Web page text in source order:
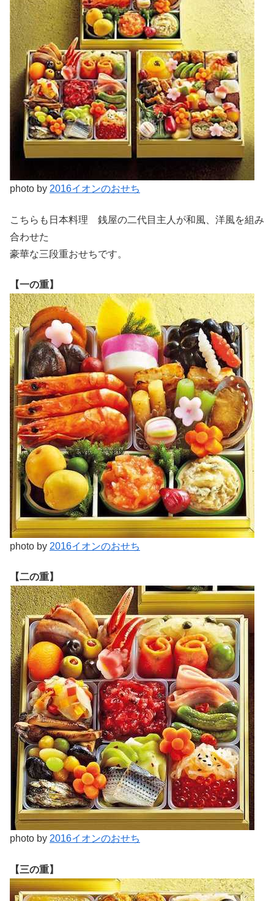
photo by 2016イオンのおせち
こちらも日本料理 銭屋の二代目主人が和風、洋風を組み
合わせた
豪華な三段重おせちです。
【一の重】
photo by 2016イオンのおせち
【二の重】
photo by 2016イオンのおせち
【三の重】